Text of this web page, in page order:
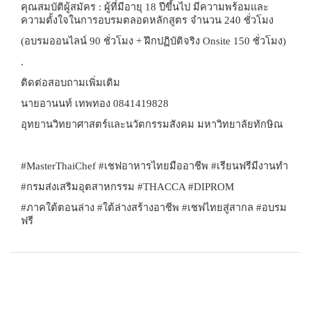
คุณสมบัติผู้สมัคร : ผู้ที่มีอายุ 18 ปีขึ้นไป มีความพร้อมและ
ความตั้งใจในการอบรมตลอดหลักสูตร จำนวน 240 ชั่วโมง
(อบรมออนไลน์ 90 ชั่วโมง + ฝึกปฏิบัติจริง Onsite 150 ชั่วโมง)
.
ติดต่อสอบถามเพิ่มเติม
นายอานนท์ เทพทอง 0841419828
อุทยานวิทยาศาสตร์และนวัตกรรมสังคม มหาวิทยาลัยทักษิณ
#MasterThaiChef #เชฟอาหารไทยมืออาชีพ #เรียนฟรีมีงานทำ
#กรมส่งเสริมอุตสาหกรรม #THACCA #DIPROM
#ภาคใต้ตอนล่าง #ใต้ล่างสร้างอาชีพ #เชฟไทยสู่สากล #อบรม
ฟรี